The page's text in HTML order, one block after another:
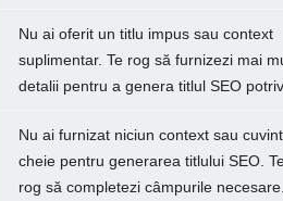
Nu ai oferit un titlu impus sau context
suplimentar. Te rog să furnizezi mai
detalii pentru a genera titlul SEO
Nu ai furnizat niciun context sau
cheie pentru generarea titlului SEO.
rog să completezi câmpurile necesare.